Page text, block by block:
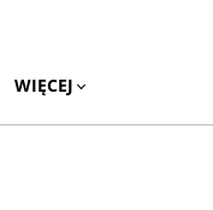
WIĘCEJ